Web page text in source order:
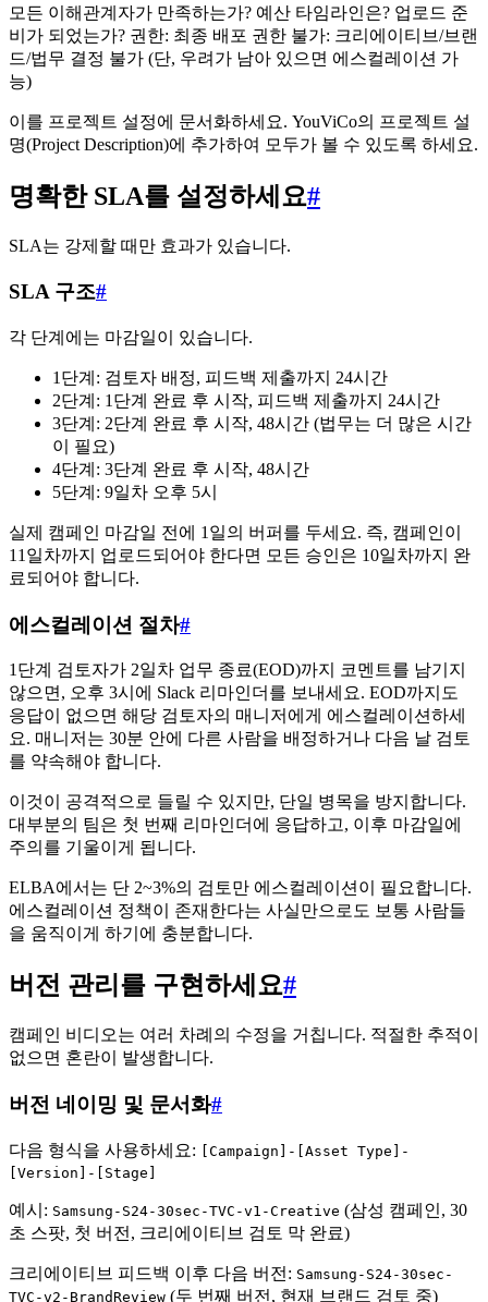
모든 이해관계자가 만족하는가? 예산 타임라인은? 업로드 준
비가 되었는가? 권한: 최종 배포 권한 불가: 크리에이티브/브랜
드/법무 결정 불가 (단, 우려가 남아 있으면 에스컬레이션 가
능)
이를 프로젝트 설정에 문서화하세요. YouViCo의 프로젝트 설
명(Project Description)에 추가하여 모두가 볼 수 있도록 하세요.
명확한 SLA를 설정하세요#
SLA는 강제할 때만 효과가 있습니다.
SLA 구조#
각 단계에는 마감일이 있습니다.
1단계: 검토자 배정, 피드백 제출까지 24시간
2단계: 1단계 완료 후 시작, 피드백 제출까지 24시간
3단계: 2단계 완료 후 시작, 48시간 (법무는 더 많은 시간
이 필요)
4단계: 3단계 완료 후 시작, 48시간
5단계: 9일차 오후 5시
실제 캠페인 마감일 전에 1일의 버퍼를 두세요. 즉, 캠페인이
11일차까지 업로드되어야 한다면 모든 승인은 10일차까지 완
료되어야 합니다.
에스컬레이션 절차#
1단계 검토자가 2일차 업무 종료(EOD)까지 코멘트를 남기지
않으면, 오후 3시에 Slack 리마인더를 보내세요. EOD까지도
응답이 없으면 해당 검토자의 매니저에게 에스컬레이션하세
요. 매니저는 30분 안에 다른 사람을 배정하거나 다음 날 검토
를 약속해야 합니다.
이것이 공격적으로 들릴 수 있지만, 단일 병목을 방지합니다.
대부분의 팀은 첫 번째 리마인더에 응답하고, 이후 마감일에
주의를 기울이게 됩니다.
ELBA에서는 단 2~3%의 검토만 에스컬레이션이 필요합니다.
에스컬레이션 정책이 존재한다는 사실만으로도 보통 사람들
을 움직이게 하기에 충분합니다.
버전 관리를 구현하세요#
캠페인 비디오는 여러 차례의 수정을 거칩니다. 적절한 추적이
없으면 혼란이 발생합니다.
버전 네이밍 및 문서화#
다음 형식을 사용하세요: [Campaign]-[Asset Type]-
[Version]-[Stage]
예시: Samsung-S24-30sec-TVC-v1-Creative (삼성 캠페인, 30
초 스팟, 첫 버전, 크리에이티브 검토 막 완료)
크리에이티브 피드백 이후 다음 버전: Samsung-S24-30sec-
TVC-v2-BrandReview (두 번째 버전, 현재 브랜드 검토 중)